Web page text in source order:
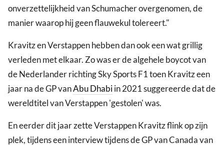
onverzettelijkheid van Schumacher overgenomen, de
manier waarop hij geen flauwekul tolereert."
Kravitz en Verstappen hebben dan ook een wat grillig
verleden met elkaar. Zo was er de algehele boycot van
de Nederlander richting Sky Sports F1 toen Kravitz een
jaar na de GP vanAbu Dhabiin 2021 suggereerde dat de
wereldtitel van Verstappen 'gestolen' was.
En eerder dit jaar zette Verstappen Kravitz flink op zijn
plek, tijdens een interview tijdens de GP van Canada van